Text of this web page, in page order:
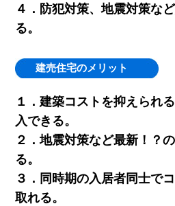
４．防犯対策、地震対策な
る。
建売住宅のメリット
１．建築コストを抑えられ
入できる。
２．地震対策など最新！？
る。
３．同時期の入居者同士で
取れる。